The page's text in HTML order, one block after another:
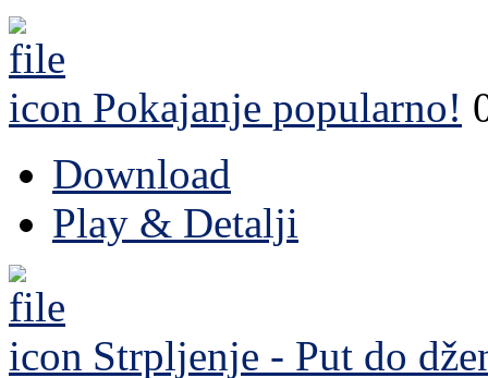
Pokajanje popularno!
Download
Play & Detalji
Strpljenje - Put do